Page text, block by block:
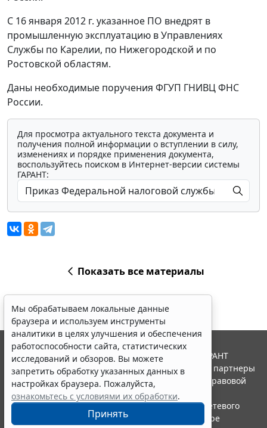
С 16 января 2012 г. указанное ПО внедрят в
промышленную эксплуатацию в Управлениях
Службы по Карелии, по Нижегородской и по
Ростовской областям.
Даны необходимые поручения ФГУП ГНИВЦ ФНС
России.
Для просмотра актуального текста документа и
получения полной информации о вступлении в силу,
изменениях и порядке применения документа,
воспользуйтесь поиском в Интернет-версии системы
ГАРАНТ:
Показать все материалы
Мы обрабатываем локальные данные
браузера и используем инструменты
аналитики в целях улучшения и обеспечения
работоспособности сайта, статистических
исследований и обзоров. Вы можете
запретить обработку указанных данных в
настройках браузера. Пожалуйста,
ознакомьтесь с условиями их обработки.
Принять
© ООО "НПП "ГАРАНТ-СЕРВИС", 2026. Система ГАРАНТ
выпускается с 1990 года. Компания "Гарант" и ее партнеры
являются участниками Российской ассоциации правовой
информации ГАРАНТ.
Портал ГАРАНТ.РУ зарегистрирован в качестве сетевого
издания Федеральной службой по надзору в сфере